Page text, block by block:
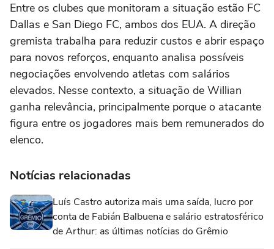
Entre os clubes que monitoram a situação estão FC
Dallas e San Diego FC, ambos dos EUA. A direção
gremista trabalha para reduzir custos e abrir espaço
para novos reforços, enquanto analisa possíveis
negociações envolvendo atletas com salários
elevados. Nesse contexto, a situação de Willian
ganha relevância, principalmente porque o atacante
figura entre os jogadores mais bem remunerados do
elenco.
Notícias relacionadas
Luís Castro autoriza mais uma saída, lucro por
conta de Fabián Balbuena e salário estratosférico
de Arthur: as últimas notícias do Grêmio